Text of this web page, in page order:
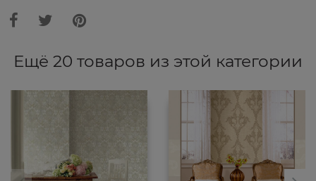
Ещё 20 товаров из этой категории